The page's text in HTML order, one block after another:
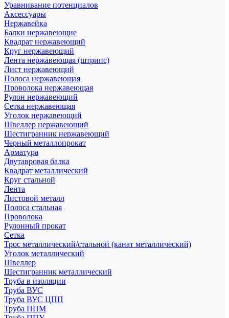
Уравнивание потенциалов
Аксессуары
Нержавейка
Балки нержавеющие
Квадрат нержавеющий
Круг нержавеющий
Лента нержавеющая (штрипс)
Лист нержавеющий
Полоса нержавеющая
Проволока нержавеющая
Рулон нержавеющий
Сетка нержавеющая
Уголок нержавеющий
Швеллер нержавеющий
Шестигранник нержавеющий
Черный металлопрокат
Арматура
Двутавровая балка
Квадрат металлический
Круг стальной
Лента
Листовой металл
Полоса стальная
Проволока
Рулонный прокат
Сетка
Трос металлический/стальной (канат металлический)
Уголок металлический
Швеллер
Шестигранник металлический
Труба в изоляции
Труба ВУС
Труба ВУС ЦПП
Труба ППМ